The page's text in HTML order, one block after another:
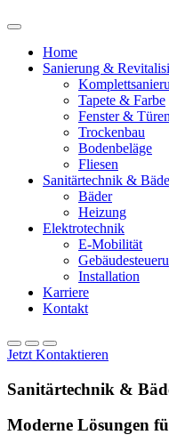
Home
Sanierung &
Tapete & Farbe
Fenster & Türen
Trockenbau
Bodenbeläge
Fliesen
Sanitärtechnik &
Bäder
Heizung
Elektrotechnik
E-Mobilität
Installation
Karriere
Kontakt
Jetzt Kontaktieren
Sanitärtechnik &
Moderne Lösungen